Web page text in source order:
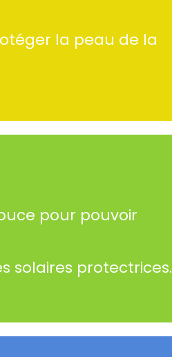
la peau de la
pour pouvoir
solaires protectrices.